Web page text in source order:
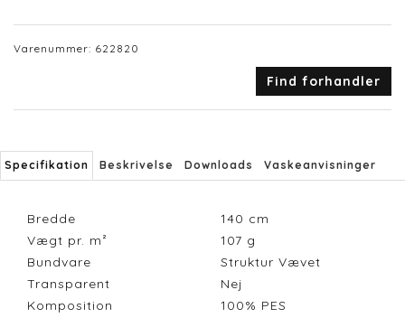
Varenummer: 622820
Find forhandler
Specifikation Beskrivelse Downloads Vaskeanvisninger
Bredde 140 cm
Vægt pr. m²
107 g
Bundvare
Struktur Vævet
Transparent
Nej
Komposition
100% PES